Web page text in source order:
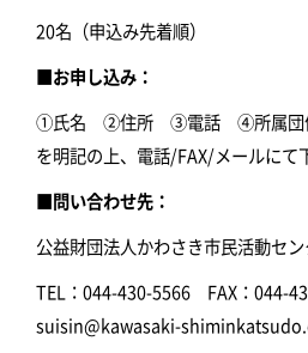
20名（申込み先着順）
■お申し込み：
①氏名 ②住所 ③電話 ④所属団
を明記の上、電話/FAX/メールにて
■問い合わせ先：
公益財団法人かわさき市民活動セ
TEL：044-430-5566 FAX：044-
suisin@kawasaki-